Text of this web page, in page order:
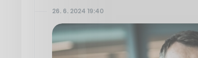
26. 6. 2024 19:40